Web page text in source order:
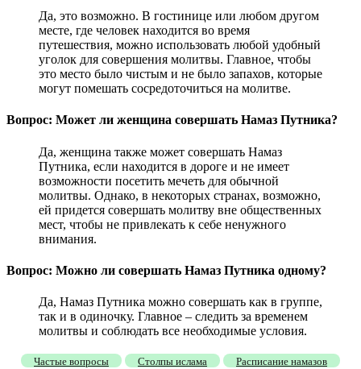
Да, это возможно. В гостинице или любом другом
месте, где человек находится во время
путешествия, можно использовать любой удобный
уголок для совершения молитвы. Главное, чтобы
это место было чистым и не было запахов, которые
могут помешать сосредоточиться на молитве.
Вопрос: Может ли женщина совершать Намаз Путника?
Да, женщина также может совершать Намаз
Путника, если находится в дороге и не имеет
возможности посетить мечеть для обычной
молитвы. Однако, в некоторых странах, возможно,
ей придется совершать молитву вне общественных
мест, чтобы не привлекать к себе ненужного
внимания.
Вопрос: Можно ли совершать Намаз Путника одному?
Да, Намаз Путника можно совершать как в группе,
так и в одиночку. Главное – следить за временем
молитвы и соблюдать все необходимые условия.
Частые вопросы Столпы ислама
Расписание намазов